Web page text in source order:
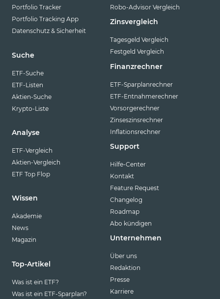
Portfolio Tracker
Portfolio Tracking App
Datenschutz & Sicherheit
Suche
ETF-Suche
ETF-Listen
Aktien-Suche
Krypto-Liste
Analyse
ETF-Vergleich
Aktien-Vergleich
ETF Top Flop
Wissen
Akademie
News
Magazin
Top-Artikel
Was ist ein ETF?
Was ist ein ETF-Sparplan?
Robo-Advisor Vergleich
Zinsvergleich
Tagesgeld Vergleich
Festgeld Vergleich
Finanzrechner
ETF-Sparplanrechner
ETF-Entnahmerechner
Vorsorgerechner
Zinseszinsrechner
Inflationsrechner
Support
Hilfe-Center
Kontakt
Feature Request
Changelog
Roadmap
Abo kündigen
Unternehmen
Über uns
Redaktion
Presse
Karriere